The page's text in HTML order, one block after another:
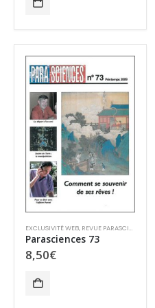
EXCLUSIVITÉ WEB, REVUE PARASCIENCES
Parasciences 73
8,50€